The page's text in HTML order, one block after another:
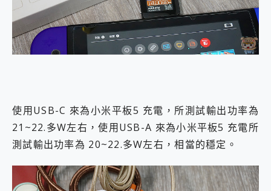
使用USB-C 來為小米平板5 充電，所測試輸出功率為
21~22.多W左右，使用USB-A 來為小米平板5 充電所
測試輸出功率為 20~22.多W左右，相當的穩定。